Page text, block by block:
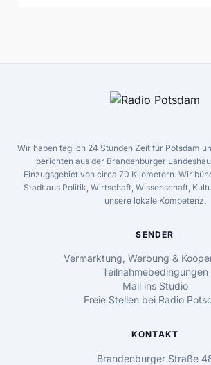
Wir haben täglich 24 Stunden Zeit für Potsdam
berichten aus der Brandenburger
Einzugsgebiet von circa 70 Kilometern. Wir
Stadt aus Politik, Wirtschaft, Wissenschaft,
unsere lokale Kompetenz.
SENDER
Vermarktung, Werbung &
Teilnahmebedingungen
Mail ins Studio
Freie Stellen bei Radio
KONTAKT
Brandenburger Straße